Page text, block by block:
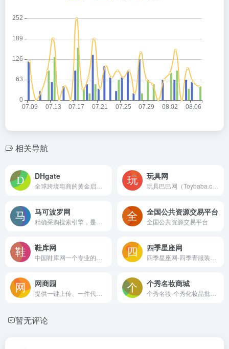
相关导航
DHgate 玩具网
马可波罗网 全国公共资源交易平台
全国公共资源交易平台
鞋库网 四季星座网
网商园 个秀名妆商城
暂无评论